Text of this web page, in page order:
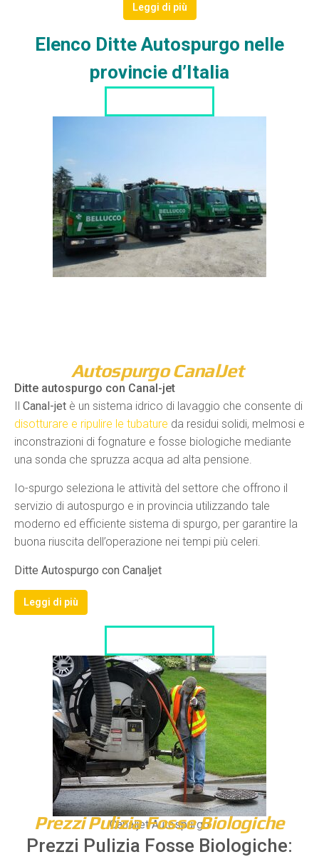
Leggi di più
Elenco Ditte Autospurgo nelle
provincie d’Italia
Autospurgo CanalJet
Ditte autospurgo con Canal-jet
Il Canal-jet è un sistema idrico di lavaggio che consente di
disotturare e ripulire le tubature da residui solidi, melmosi e
inconstrazioni di fognature e fosse biologiche mediante
una sonda che spruzza acqua ad alta pensione.
Io-spurgo seleziona le attività del settore che offrono il
servizio di autospurgo e in provincia utilizzando tale
moderno ed efficiente sistema di spurgo, per garantire la
buona riuscita dell’operazione nei tempi più celeri.
Ditte Autospurgo con Canaljet
Leggi di più
Canaljet Autospurgo
Prezzi Pulizia Fosse Biologiche
Prezzi Pulizia Fosse Biologiche: